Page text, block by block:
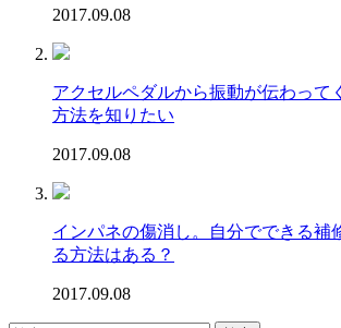
2017.09.08
アクセルペダルから振動が伝わって
方法を知りたい
2017.09.08
インパネの傷消し。自分でできる補
る方法はある？
2017.09.08